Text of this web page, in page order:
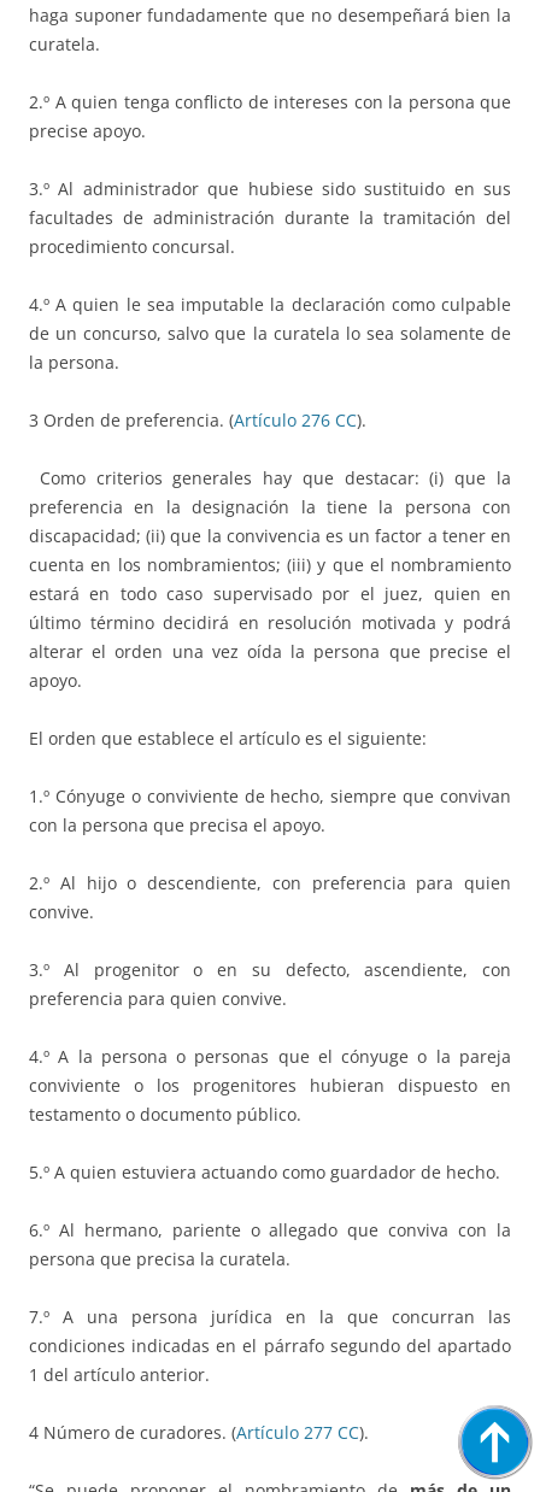
haga suponer fundadamente que no desempeñará bien la
curatela.
2.º A quien tenga conflicto de intereses con la persona que
precise apoyo.
3.º Al administrador que hubiese sido sustituido en sus
facultades de administración durante la tramitación del
procedimiento concursal.
4.º A quien le sea imputable la declaración como culpable
de un concurso, salvo que la curatela lo sea solamente de
la persona.
3 Orden de preferencia. (Artículo 276 CC).
Como criterios generales hay que destacar: (i) que la
preferencia en la designación la tiene la persona con
discapacidad; (ii) que la convivencia es un factor a tener en
cuenta en los nombramientos; (iii) y que el nombramiento
estará en todo caso supervisado por el juez, quien en
último término decidirá en resolución motivada y podrá
alterar el orden una vez oída la persona que precise el
apoyo.
El orden que establece el artículo es el siguiente:
1.º Cónyuge o conviviente de hecho, siempre que convivan
con la persona que precisa el apoyo.
2.º Al hijo o descendiente, con preferencia para quien
convive.
3.º Al progenitor o en su defecto, ascendiente, con
preferencia para quien convive.
4.º A la persona o personas que el cónyuge o la pareja
conviviente o los progenitores hubieran dispuesto en
testamento o documento público.
5.º A quien estuviera actuando como guardador de hecho.
6.º Al hermano, pariente o allegado que conviva con la
persona que precisa la curatela.
7.º A una persona jurídica en la que concurran las
condiciones indicadas en el párrafo segundo del apartado
1 del artículo anterior.
4 Número de curadores. (Artículo 277 CC).